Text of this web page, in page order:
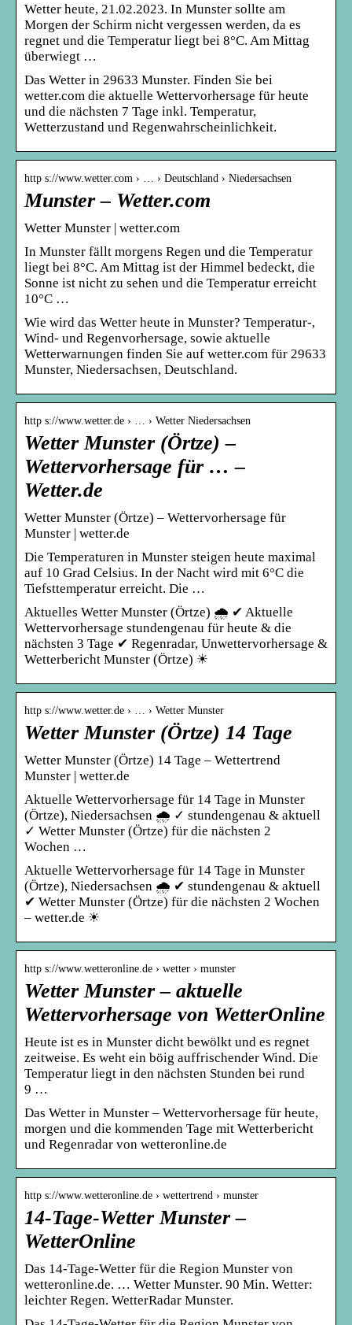
Wetter heute, 21.02.2023. In Munster sollte am
Morgen der Schirm nicht vergessen werden, da es
regnet und die Temperatur liegt bei 8°C. Am Mittag
überwiegt …
Das Wetter in 29633 Munster. Finden Sie bei
wetter.com die aktuelle Wettervorhersage für heute
und die nächsten 7 Tage inkl. Temperatur,
Wetterzustand und Regenwahrscheinlichkeit.
http s://www.wetter.com › … › Deutschland › Niedersachsen
Munster – Wetter.com
Wetter Munster | wetter.com
In Munster fällt morgens Regen und die Temperatur
liegt bei 8°C. Am Mittag ist der Himmel bedeckt, die
Sonne ist nicht zu sehen und die Temperatur erreicht
10°C …
Wie wird das Wetter heute in Munster? Temperatur-,
Wind- und Regenvorhersage, sowie aktuelle
Wetterwarnungen finden Sie auf wetter.com für 29633
Munster, Niedersachsen, Deutschland.
http s://www.wetter.de › … › Wetter Niedersachsen
Wetter Munster (Örtze) –
Wettervorhersage für … –
Wetter.de
Wetter Munster (Örtze) – Wettervorhersage für
Munster | wetter.de
Die Temperaturen in Munster steigen heute maximal
auf 10 Grad Celsius. In der Nacht wird mit 6°C die
Tiefsttemperatur erreicht. Die …
Aktuelles Wetter Munster (Örtze) 🌧️ ✔ Aktuelle
Wettervorhersage stundengenau für heute & die
nächsten 3 Tage ✔ Regenradar, Unwettervorhersage &
Wetterbericht Munster (Örtze) ☀
http s://www.wetter.de › … › Wetter Munster
Wetter Munster (Örtze) 14 Tage
Wetter Munster (Örtze) 14 Tage – Wettertrend
Munster | wetter.de
Aktuelle Wettervorhersage für 14 Tage in Munster
(Örtze), Niedersachsen 🌧️ ✓ stundengenau & aktuell
✓ Wetter Munster (Örtze) für die nächsten 2
Wochen …
Aktuelle Wettervorhersage für 14 Tage in Munster
(Örtze), Niedersachsen 🌧️ ✔ stundengenau & aktuell
✔ Wetter Munster (Örtze) für die nächsten 2 Wochen
– wetter.de ☀
http s://www.wetteronline.de › wetter › munster
Wetter Munster – aktuelle
Wettervorhersage von WetterOnline
Heute ist es in Munster dicht bewölkt und es regnet
zeitweise. Es weht ein böig auffrischender Wind. Die
Temperatur liegt in den nächsten Stunden bei rund
9 …
Das Wetter in Munster – Wettervorhersage für heute,
morgen und die kommenden Tage mit Wetterbericht
und Regenradar von wetteronline.de
http s://www.wetteronline.de › wettertrend › munster
14-Tage-Wetter Munster –
WetterOnline
Das 14-Tage-Wetter für die Region Munster von
wetteronline.de. … Wetter Munster. 90 Min. Wetter:
leichter Regen. WetterRadar Munster.